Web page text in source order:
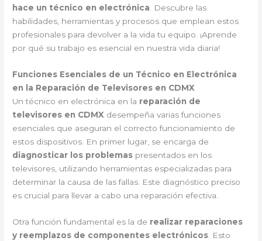
hace un técnico en electrónica. Descubre las
habilidades, herramientas y procesos que emplean estos
profesionales para devolver a la vida tu equipo. ¡Aprende
por qué su trabajo es esencial en nuestra vida diaria!
Funciones Esenciales de un Técnico en Electrónica
en la Reparación de Televisores en CDMX
Un técnico en electrónica en la reparación de
televisores en CDMX desempeña varias funciones
esenciales que aseguran el correcto funcionamiento de
estos dispositivos. En primer lugar, se encarga de
diagnosticar los problemas presentados en los
televisores, utilizando herramientas especializadas para
determinar la causa de las fallas. Este diagnóstico preciso
es crucial para llevar a cabo una reparación efectiva.
Otra función fundamental es la de realizar reparaciones
y reemplazos de componentes electrónicos . Esto